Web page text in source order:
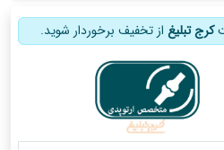
کرج تبلیغ از تخفیف برخوردار شوید.